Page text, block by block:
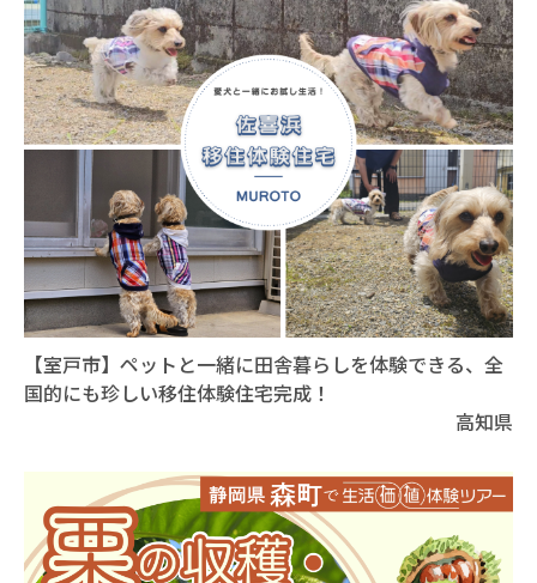
【室戸市】ペットと一緒に田舎暮らしを体験できる、全
国的にも珍しい移住体験住宅完成！
高知県